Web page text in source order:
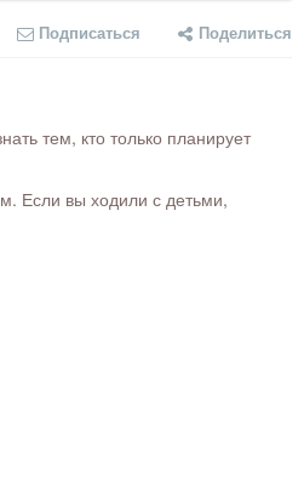
Подписаться Поделиться
тем, кто только планирует
Если вы ходили с детьми,